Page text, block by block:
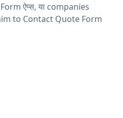
ऐप्स, या companies
to Contact Quote Form